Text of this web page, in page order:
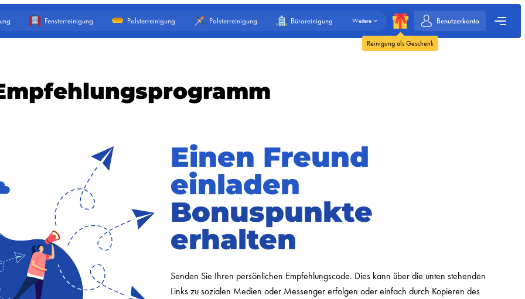
Fensterreinigung Polsterreinigung Polsterreinigung Büroreinigung Weitere
Reinigung als Geschenk
Benutzerkonto
Einen Freund
einladen
Bonuspunkte
erhalten
Senden Sie Ihren persönlichen Empfehlungscode. Dies kann über die unten stehenden
Links zu sozialen Medien oder Messenger erfolgen oder einfach durch Kopieren des